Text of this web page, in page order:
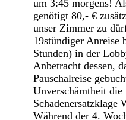
um 3:45 morgens!
genötigt 80,- €
unser Zimmer zu
19stündiger Anreise
Stunden) in der
Anbetracht dessen,
Pauschalreise
Unverschämtheit
Während der 4.